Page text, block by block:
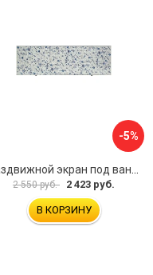
-5%
2 550 руб. 2 423 руб.
В КОРЗИНУ